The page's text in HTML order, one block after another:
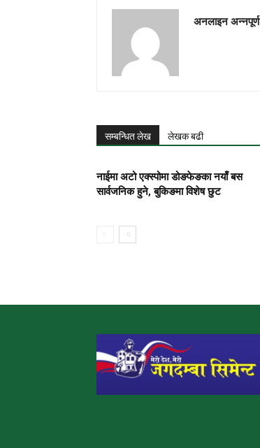
अनलाइन अन्नपूर्ण
सम्बन्धित लेख लेखक बढी
नाईमा अटो एक्स्पोमा डोङफेङका नयाँ बस
सार्वजनिक हुने, बुकिङमा विशेष छुट